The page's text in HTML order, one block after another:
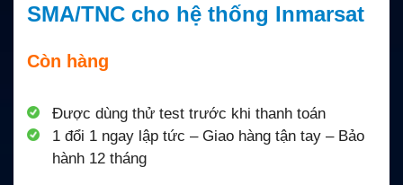
SMA/TNC cho hệ thống Inmarsat
Còn hàng
Được dùng thử test trước khi thanh toán
1 đổi 1 ngay lập tức – Giao hàng tận tay – Bảo
hành 12 tháng